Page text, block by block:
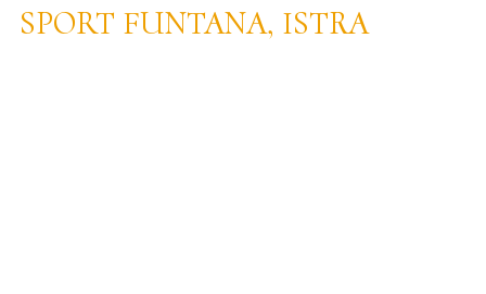
SPORT FUNTANA, ISTRA